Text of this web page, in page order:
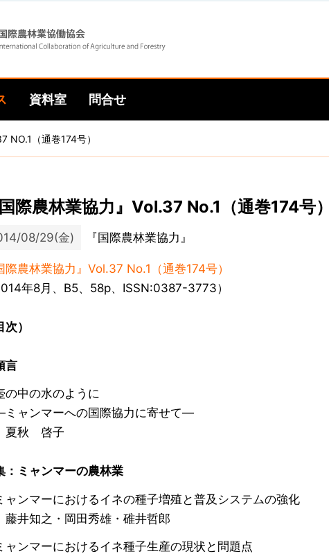
資料室 問合せ
NO.1（通巻174号）
国際農林業協力』Vol.37 No.1（通巻174号
08/29(金) 『国際農林業協力』
際農林業協力』Vol.37 No.1（通巻174号）
年8月、B5、58p、ISSN:0387-3773）
次）
言
中の水のように
ャンマーへの国際協力に寄せて―
秋 啓子
：ミャンマーの農林業
ンマーにおけるイネの種子増殖と普及システムの強化
知之・岡田秀雄・碓井哲郎
ンマーにおけるイネ種子生産の現状と問題点